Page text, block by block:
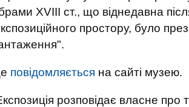
ХVІІІ ст., що віднедавна
простору, було
повідомляється на сайті музею.
розповідає власне про